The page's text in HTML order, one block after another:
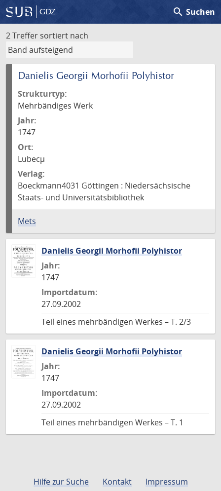
GDZ search Suchen
2 Treffer sortiert nach
Danielis Georgii Morhofii Polyhistor
Strukturtyp:
Mehrbändiges Werk
Jahr:
1747
Ort:
Lubecµ
Verlag:
Boeckmann4031 Göttingen : Niedersächsische
Staats- und Universitätsbibliothek
Mets
Danielis Georgii Morhofii Polyhistor
Jahr:
1747
Importdatum:
27.09.2002
Teil eines mehrbändigen Werkes – T. 2/3
Danielis Georgii Morhofii Polyhistor
Jahr:
1747
Importdatum:
27.09.2002
Teil eines mehrbändigen Werkes – T. 1
Hilfe zur Suche Kontakt
Impressum